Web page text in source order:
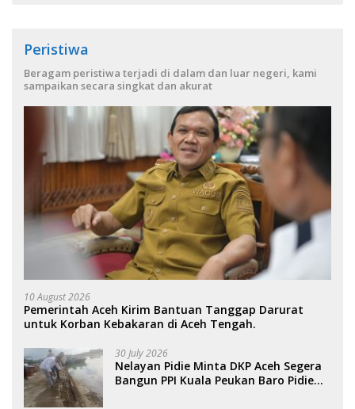
Peristiwa
Beragam peristiwa terjadi di dalam dan luar negeri, kami
sampaikan secara singkat dan akurat
10 August 2026
Pemerintah Aceh Kirim Bantuan Tanggap Darurat
untuk Korban Kebakaran di Aceh Tengah.
30 July 2026
Nelayan Pidie Minta DKP Aceh Segera
Bangun PPI Kuala Peukan Baro Pidie